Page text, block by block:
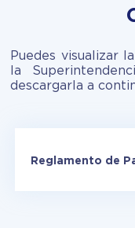
Puedes visualizar
la
descargarla a
Reglamento de